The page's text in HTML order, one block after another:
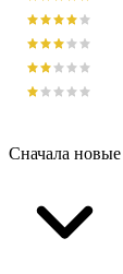
Сначала новые